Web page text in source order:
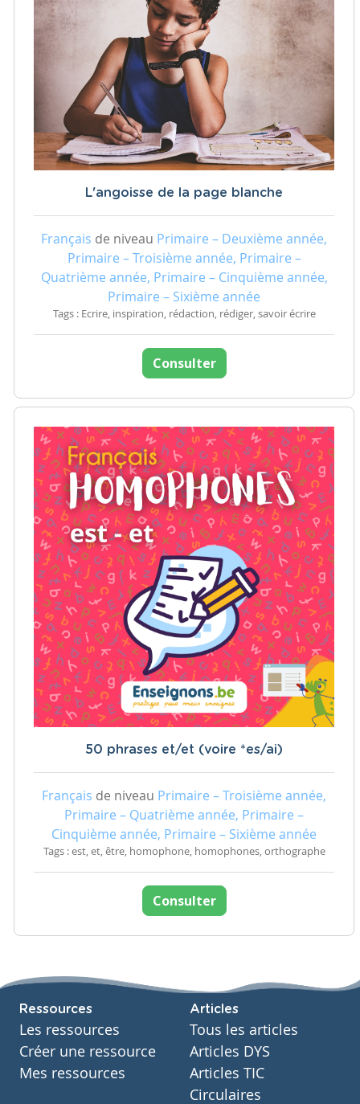
L'angoisse de la page blanche
Français de niveau Primaire – Deuxième année,
Primaire – Troisième année, Primaire –
Quatrième année, Primaire – Cinquième année,
Primaire – Sixième année
Tags : Ecrire, inspiration, rédaction, rédiger, savoir écrire
Consulter
50 phrases et/et (voire *es/ai)
Français de niveau Primaire – Troisième année,
Primaire – Quatrième année, Primaire –
Cinquième année, Primaire – Sixième année
Tags : est, et, être, homophone, homophones, orthographe
Consulter
Ressources
Les ressources
Créer une ressource
Mes ressources
Articles
Tous les articles
Articles DYS
Articles TIC
Circulaires